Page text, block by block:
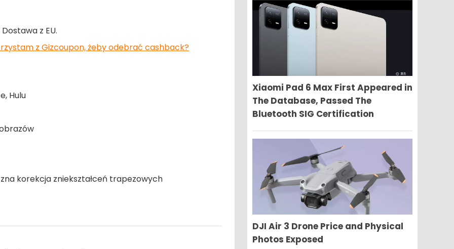
Dostawa z EU.
z Gizcoupon, żeby odebrać cashback?
Hulu
korekcja zniekształceń trapezowych
Xiaomi Pad 6 Max First Appeared in
The Database, Passed The
Bluetooth SIG Certification
DJI Air 3 Drone Price and Physical
Photos Exposed